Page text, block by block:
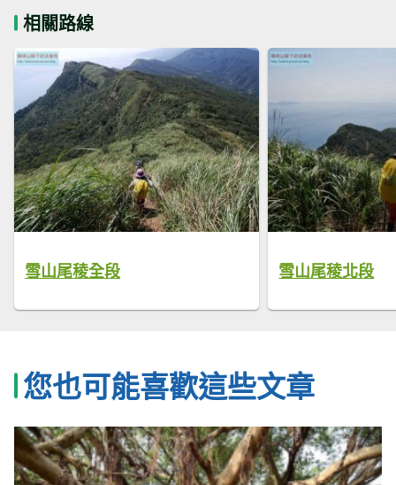
相關路線
雪山尾稜全段 雪山尾稜北段
您也可能喜歡這些文章